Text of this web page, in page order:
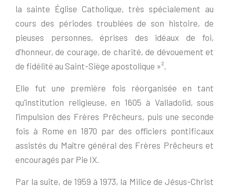
la sainte Église Catholique, très spécialement au
cours des périodes troublées de son histoire, de
pieuses personnes, éprises des idéaux de foi,
d’honneur, de courage, de charité, de dévouement et
de fidélité au Saint-Siège apostolique »².
Elle fut une première fois réorganisée en tant
qu’institution religieuse, en 1605 à Valladolid, sous
l’impulsion des Frères Prêcheurs, puis une seconde
fois à Rome en 1870 par des officiers pontificaux
assistés du Maître général des Frères Prêcheurs et
encouragés par Pie IX.
Par la suite, de 1959 à 1973, la Milice de Jésus-Christ